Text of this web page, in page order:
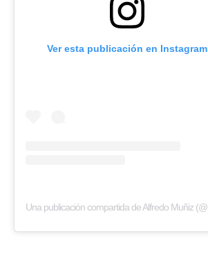
Ver esta publicación en Instagram